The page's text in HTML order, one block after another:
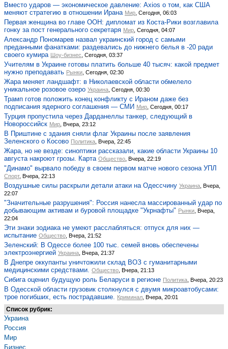
Вместо ударов — экономическое давление: Axios о том, как США
меняют стратегию в отношении Ирана Мир , Сегодня, 06:03
Первая женщина во главе ООН: дипломат из Коста-Рики возглавила
гонку за пост генерального секретаря Мир , Сегодня, 04:07
Александр Пономарев назвал украинский город с самыми
преданными фанатками: раздевались до нижнего белья в -20 ради
своего кумира Шоу-бизнес , Сегодня, 03:37
Учителям в Украине готовы платить больше 40 тысяч: какой предмет
нужно преподавать Рынки , Сегодня, 02:30
Жара меняет ландшафт: в Николаевской области обмелело
уникальное розовое озеро Украина , Сегодня, 00:30
Трамп готов положить конец конфликту с Ираном даже без
подписания ядерного соглашения — СМИ Мир , Сегодня, 00:17
Турция пропустила через Дарданеллы танкер, следующий в
Новороссийск Мир , Вчера, 23:12
В Приштине с здания сняли флаг Украины после заявления
Зеленского о Косово Политика , Вчера, 22:45
Жара, но не везде: синоптики рассказали, какие области Украины 10
августа накроют грозы. Карта Общество , Вчера, 22:19
"Динамо" вырвало победу в своем первом матче нового сезона УПЛ
Спорт, Вчера, 22:13
Воздушные силы раскрыли детали атаки на Одессчину Украина , Вчера,
22:07
"Значительные разрушения": Россия нанесла массированный удар по
добывающим активам и буровой площадке "Укрнафты" Рынки , Вчера,
22:04
Эти знаки зодиака не умеют расслабляться: отпуск для них —
испытание Общество , Вчера, 21:52
Зеленский: В Одессе более 100 тыс. семей вновь обеспечены
электроэнергией Украина , Вчера, 21:37
В Днепре оккупанты уничтожили склад ВОЗ с гуманитарными
медицинскими средствами.
Общество , Вчера, 21:13
Сибига оценил будущую роль Беларуси в регионе Политика , Вчера, 20:23
В Одесской области грузовик столкнулся с двумя микроавтобусами:
трое погибших, есть пострадавшие.
Криминал , Вчера, 20:01
Список рубрик:
Украина
Россия
Мир
Бизнес